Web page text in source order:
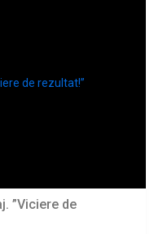
”Viciere de